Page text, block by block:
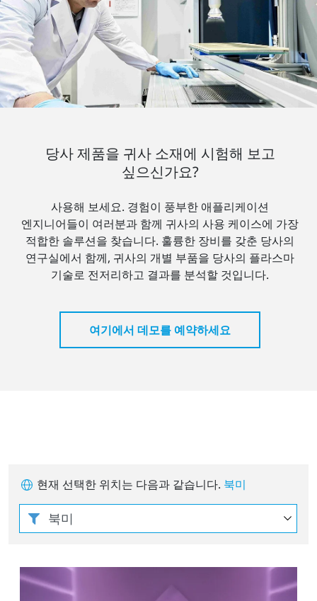
당사 제품을 귀사 소재에 시험해 보고
싶으신가요?
사용해 보세요. 경험이 풍부한 애플리케이션
엔지니어들이 여러분과 함께 귀사의 사용 케이스에 가장
적합한 솔루션을 찾습니다. 훌륭한 장비를 갖춘 당사의
연구실에서 함께, 귀사의 개별 부품을 당사의 플라스마
기술로 전저리하고 결과를 분석할 것입니다.
여기에서 데모를 예약하세요
현재 선택한 위치는 다음과 같습니다. 북미